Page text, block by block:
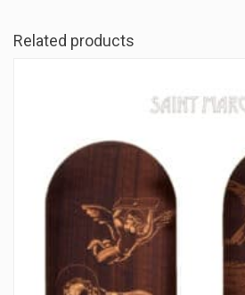
Related products